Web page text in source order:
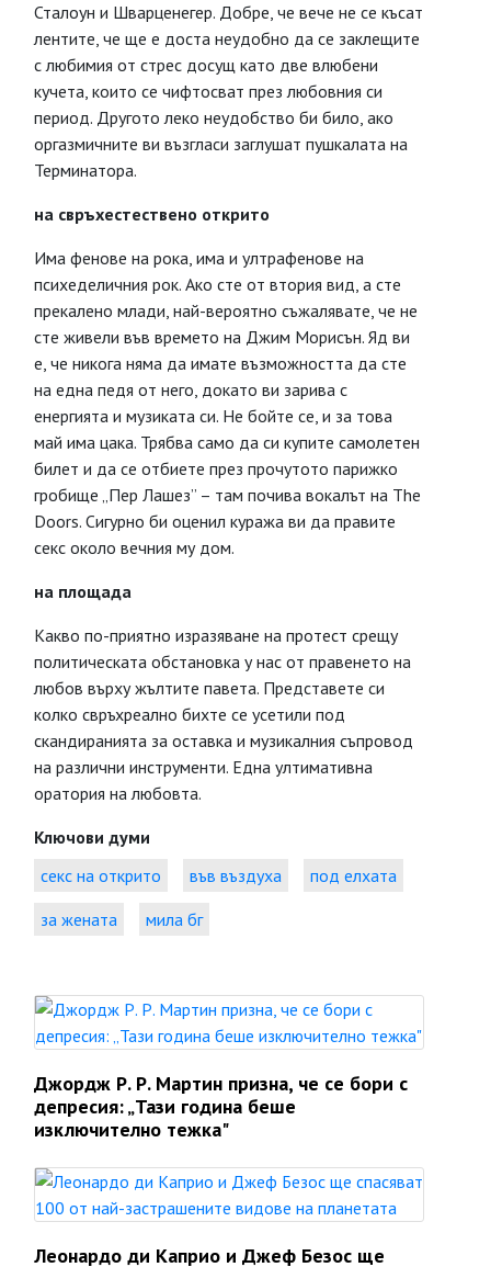
Сталоун и Шварценегер. Добре, че вече не се късат
лентите, че ще е доста неудобно да се заклещите
с любимия от стрес досущ като две влюбени
кучета, които се чифтосват през любовния си
период. Другото леко неудобство би било, ако
оргазмичните ви възгласи заглушат пушкалата на
Терминатора.
на свръхестествено открито
Има фенове на рока, има и ултрафенове на
психеделичния рок. Ако сте от втория вид, а сте
прекалено млади, най-вероятно съжалявате, че не
сте живели във времето на Джим Морисън. Яд ви
е, че никога няма да имате възможността да сте
на една педя от него, докато ви зарива с
енергията и музиката си. Не бойте се, и за това
май има цака. Трябва само да си купите самолетен
билет и да се отбиете през прочутото парижко
гробище „Пер Лашез” – там почива вокалът на The
Doors. Сигурно би оценил куража ви да правите
секс около вечния му дом.
на площада
Какво по-приятно изразяване на протест срещу
политическата обстановка у нас от правенето на
любов върху жълтите павета. Представете си
колко свръхреално бихте се усетили под
скандиранията за оставка и музикалния съпровод
на различни инструменти. Една ултимативна
оратория на любовта.
Ключови думи
секс на открито
във въздуха
под елхата
за жената
мила бг
Джордж Р. Р. Мартин призна, че се бори с
депресия: „Тази година беше
изключително тежка"
Леонардо ди Каприо и Джеф Безос ще